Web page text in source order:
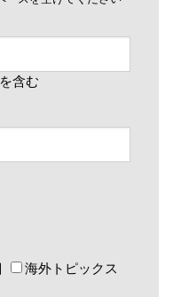
含む
海外トピックス